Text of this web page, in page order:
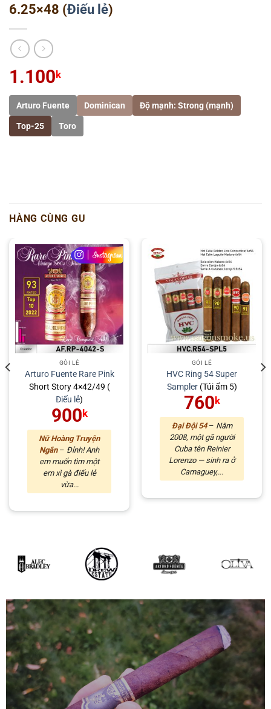
6.25×48 (Điếu lẻ)
1.100 k
Arturo Fuente Dominican Độ mạnh: Strong (mạnh)
Top-25 Toro
HÀNG CÙNG GU
GÓI LẺ
Arturo Fuente Rare Pink
Short Story 4×42/49 (
Điếu lẻ)
900 k
Nữ Hoàng Truyện
Ngắn– Đỉnh! Anh
em muốn tìm một
em xì gà điếu lẻ
vừa...
GÓI LẺ
HVC Ring 54 Super
Sampler(Túi ẩm 5)
760 k
Đại Đội 54– Năm
2008, một gã người
Cuba tên Reinier
Lorenzo — sinh ra ở
Camaguey,...